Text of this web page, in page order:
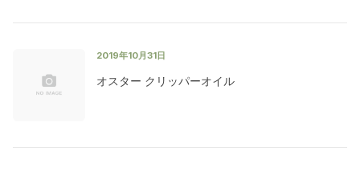
2019年10月31日
オスター クリッパーオイル